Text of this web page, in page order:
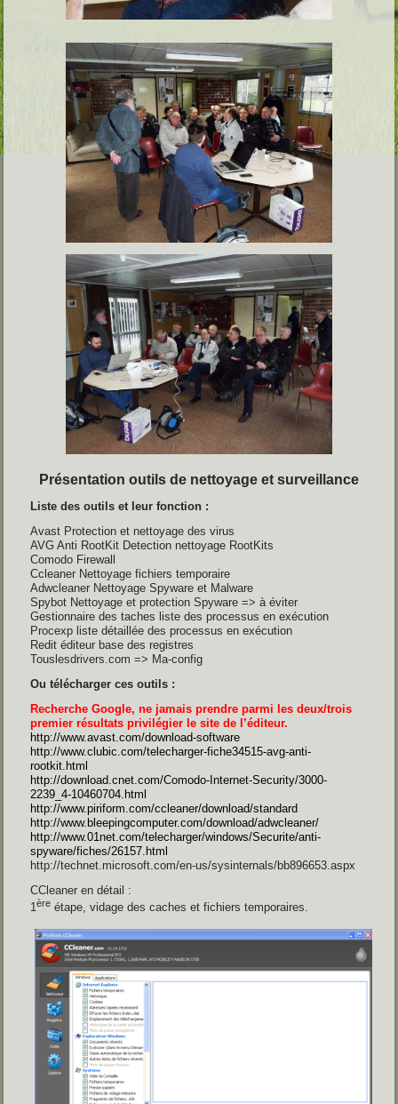
Présentation outils de nettoyage et surveillance
Liste des outils et leur fonction :
Avast Protection et nettoyage des virus
AVG Anti RootKit Detection nettoyage RootKits
Comodo Firewall
Ccleaner Nettoyage fichiers temporaire
Adwcleaner Nettoyage Spyware et Malware
Spybot Nettoyage et protection Spyware => à éviter
Gestionnaire des taches liste des processus en exécution
Procexp liste détaillée des processus en exécution
Redit éditeur base des registres
Touslesdrivers.com => Ma-config
Ou télécharger ces outils :
Recherche Google, ne jamais prendre parmi les deux/trois
premier résultatsprivilégier le site de l’éditeur.
http://www.avast.com/download-software
http://www.clubic.com/telecharger-fiche34515-avg-anti-
rootkit.html
http://download.cnet.com/Comodo-Internet-Security/3000-
2239_4-10460704.html
http://www.piriform.com/ccleaner/download/standard
http://www.bleepingcomputer.com/download/adwcleaner/
http://www.01net.com/telecharger/windows/Securite/anti-
spyware/fiches/26157.html
http://technet.microsoft.com/en-us/sysinternals/bb896653.aspx
CCleaner en détail :
1ère étape, vidage des caches et fichiers temporaires.